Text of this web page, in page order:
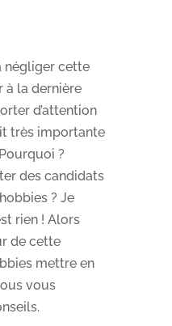
négliger cette
à la dernière
d’attention
très importante
?
des candidats
? Je
rien ! Alors
de cette
mettre en
vous